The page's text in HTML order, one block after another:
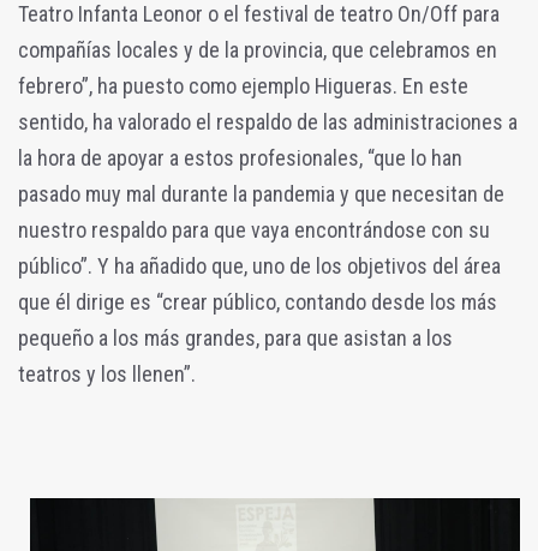
Teatro Infanta Leonor o el festival de teatro On/Off para
compañías locales y de la provincia, que celebramos en
febrero”, ha puesto como ejemplo Higueras. En este
sentido, ha valorado el respaldo de las administraciones a
la hora de apoyar a estos profesionales, “que lo han
pasado muy mal durante la pandemia y que necesitan de
nuestro respaldo para que vaya encontrándose con su
público”. Y ha añadido que, uno de los objetivos del área
que él dirige es “crear público, contando desde los más
pequeño a los más grandes, para que asistan a los
teatros y los llenen”.